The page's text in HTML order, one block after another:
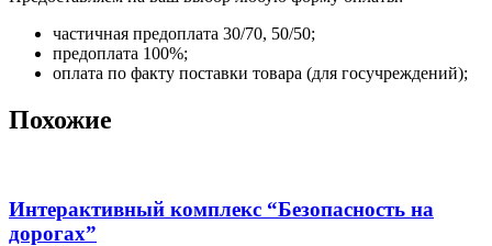
частичная предоплата 30/70, 50/50;
предоплата 100%;
оплата по факту поставки товара (для госучреждений);
Похожие
Интерактивный комплекс “Безопасность на
дорогах”